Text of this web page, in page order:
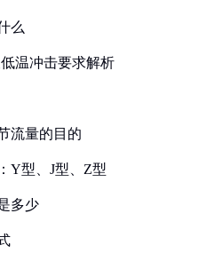
么
温冲击要求解析
流量的目的
Y型、J型、Z型
多少